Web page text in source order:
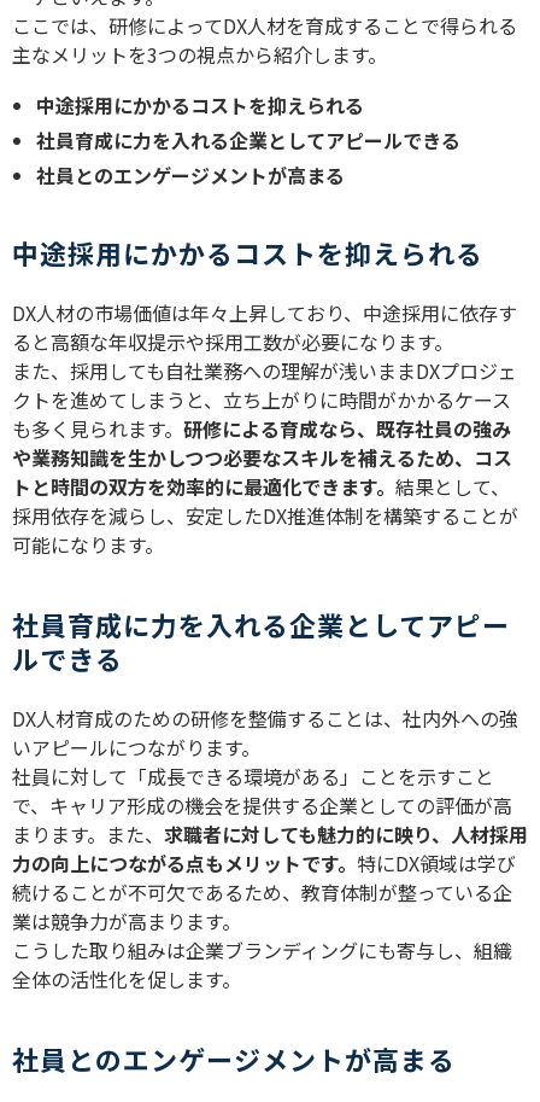
ここでは、研修によってDX人材を育成することで得られる
主なメリットを3つの視点から紹介します。
中途採用にかかるコストを抑えられる
社員育成に力を入れる企業としてアピールできる
社員とのエンゲージメントが高まる
中途採用にかかるコストを抑えられる
DX人材の市場価値は年々上昇しており、中途採用に依存す
ると高額な年収提示や採用工数が必要になります。
また、採用しても自社業務への理解が浅いままDXプロジェ
クトを進めてしまうと、立ち上がりに時間がかかるケース
も多く見られます。 研修による育成なら、既存社員の強み
や業務知識を生かしつつ必要なスキルを補えるため、コス
トと時間の双方を効率的に最適化できます。 結果として、
採用依存を減らし、安定したDX推進体制を構築することが
可能になります。
社員育成に力を入れる企業としてアピー
ルできる
DX人材育成のための研修を整備することは、社内外への強
いアピールにつながります。
社員に対して「成長できる環境がある」ことを示すこと
で、キャリア形成の機会を提供する企業としての評価が高
まります。また、 求職者に対しても魅力的に映り、人材採用
力の向上につながる点もメリットです。 特にDX領域は学び
続けることが不可欠であるため、教育体制が整っている企
業は競争力が高まります。
こうした取り組みは企業ブランディングにも寄与し、組織
全体の活性化を促します。
社員とのエンゲージメントが高まる